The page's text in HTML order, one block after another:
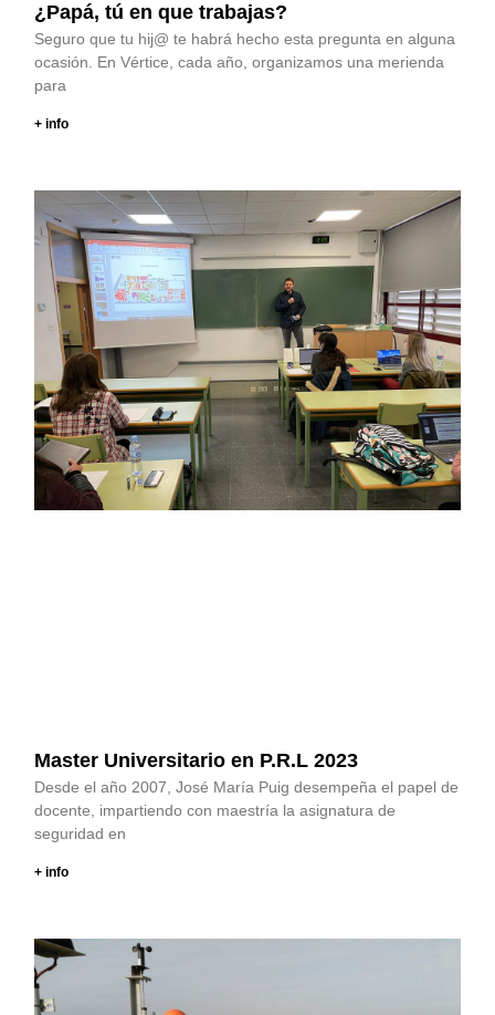
¿Papá, tú en que trabajas?
Seguro que tu hij@ te habrá hecho esta pregunta en alguna
ocasión. En Vértice, cada año, organizamos una merienda
para
+ info
Master Universitario en P.R.L 2023
Desde el año 2007, José María Puig desempeña el papel de
docente, impartiendo con maestría la asignatura de
seguridad en
+ info